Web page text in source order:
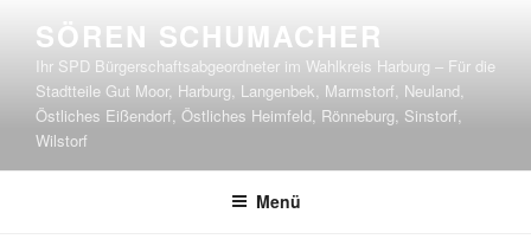
Inhalt
springen
SÖREN SCHUMACHER
Ihr SPD Bürgerschaftsabgeordneter im Wahlkreis Harburg – Für die
Stadtteile Gut Moor, Harburg, Langenbek, Marmstorf, Neuland,
Östliches Eißendorf, Östliches Heimfeld, Rönneburg, Sinstorf,
Wilstorf
Menü